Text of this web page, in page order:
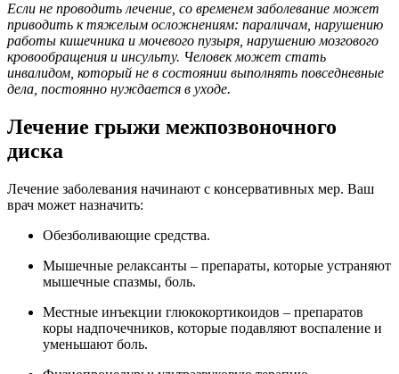
Если не проводить лечение, со временем заболевание может
приводить к тяжелым осложнениям: параличам, нарушению
работы кишечника и мочевого пузыря, нарушению мозгового
кровообращения и инсульту. Человек может стать
инвалидом, который не в состоянии выполнять повседневные
дела, постоянно нуждается в уходе.
Лечение грыжи межпозвоночного
диска
Лечение заболевания начинают с консервативных мер. Ваш
врач может назначить:
Обезболивающие средства.
Мышечные релаксанты – препараты, которые устраняют
мышечные спазмы, боль.
Местные инъекции глюкокортикоидов – препаратов
коры надпочечников, которые подавляют воспаление и
уменьшают боль.